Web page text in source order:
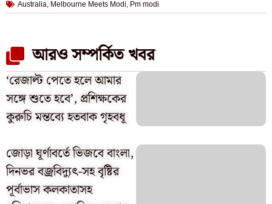
Australia, Melbourne Meets Modi, Pm modi
আরও সম্পর্কিত খবর
‘রেজাল্ট পেতে হলে আমার
সঙ্গে শুতে হবে’, প্রশিক্ষকের
কুরুচি মন্তব্যে হতবাক গৃহবধূ
জোড়া ঘূর্ণাবর্তে ভিজবে বাংলা,
দিনভর বজ্রবিদ্যুৎ-সহ বৃষ্টির
পূর্বাভাস কলকাতাসহ